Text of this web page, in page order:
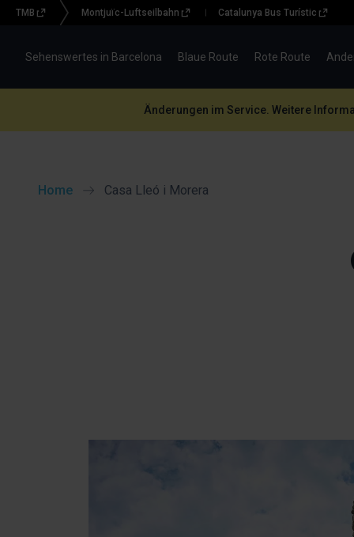
Menu
topbar
TMB Montjuïc-Luftseilbahn Catalunya Bus Turístic
Sehenswertes in Barcelona Blaue Route Rote Route
Änderungen im Service. Weitere
Home Casa Lleó i Morera